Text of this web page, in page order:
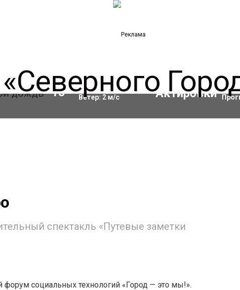
13°C Влажность:69%
Ветер: 2м/с
спектакль «Путевые заметки
форум социальных технологий «Город — это мы!».